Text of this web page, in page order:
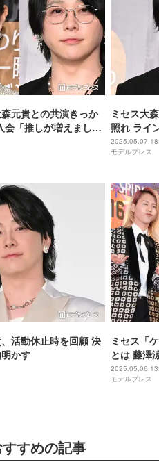
元貴との共演きっか
会「推しが増えまし
しします】
ミセス大
照れ ライ
【#真相を
2025.05.07
モデルプレス
活動休止時を回顧 決
かす
ミセス「
とは 藤澤
2025.05.06
モデルプレス
すめの記事